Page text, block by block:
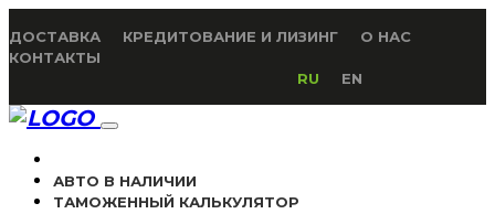
ДОСТАВКА КРЕДИТОВАНИЕ И ЛИЗИНГ
О НАС
КОНТАКТЫ
RU
EN
АВТО В НАЛИЧИИ
ТАМОЖЕННЫЙ КАЛЬКУЛЯТОР